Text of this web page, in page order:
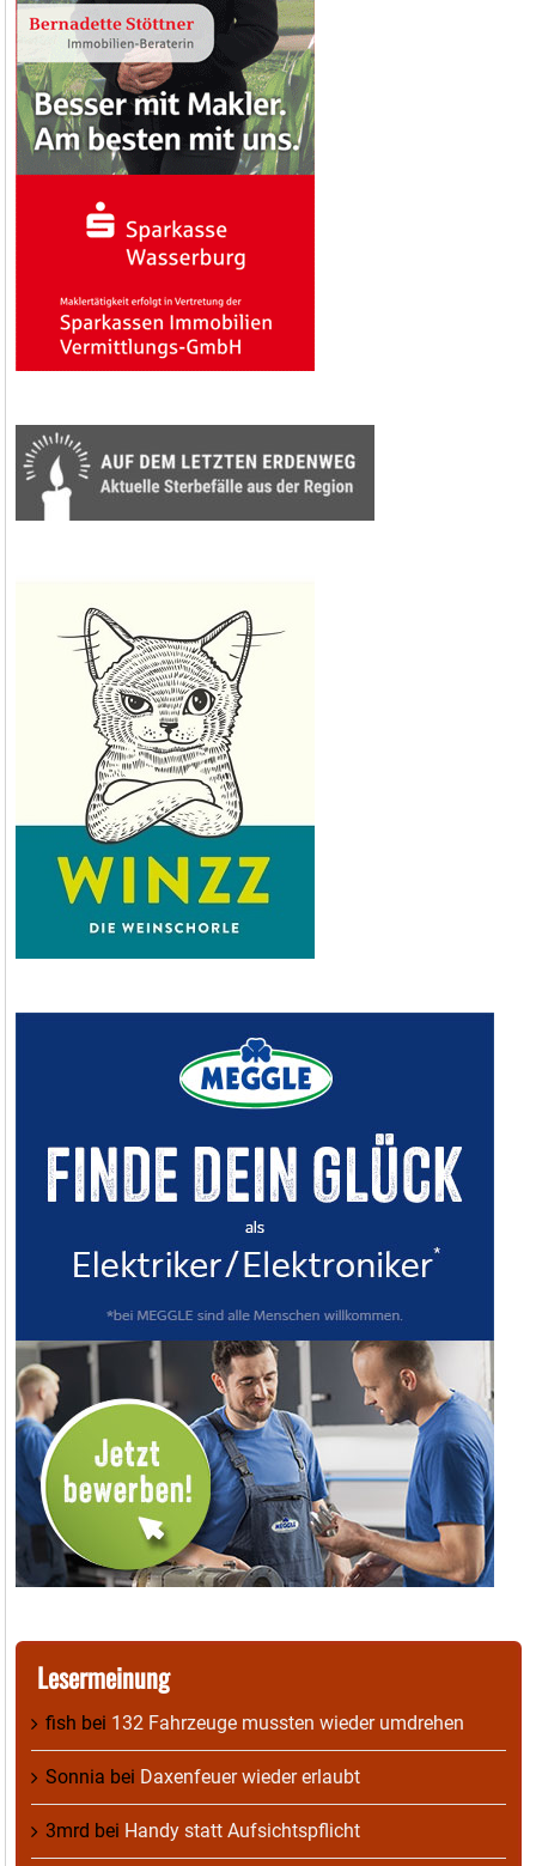
Lesermeinung
fish bei 132 Fahrzeuge mussten wieder umdrehen
Sonnia bei Daxenfeuer wieder erlaubt
3mrd bei Handy statt Aufsichtspflicht